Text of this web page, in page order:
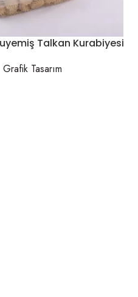
Talkan Kurabiyesi
Grafik Tasarım